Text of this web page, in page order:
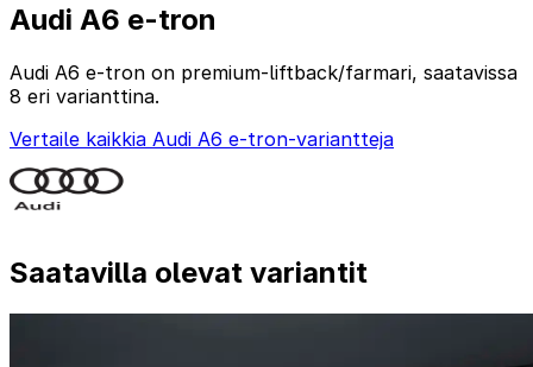
Audi A6 e-tron
Audi A6 e-tron on premium-liftback/farmari, saatavissa
8 eri varianttina.
Vertaile kaikkia Audi A6 e-tron-variantteja
Saatavilla olevat variantit